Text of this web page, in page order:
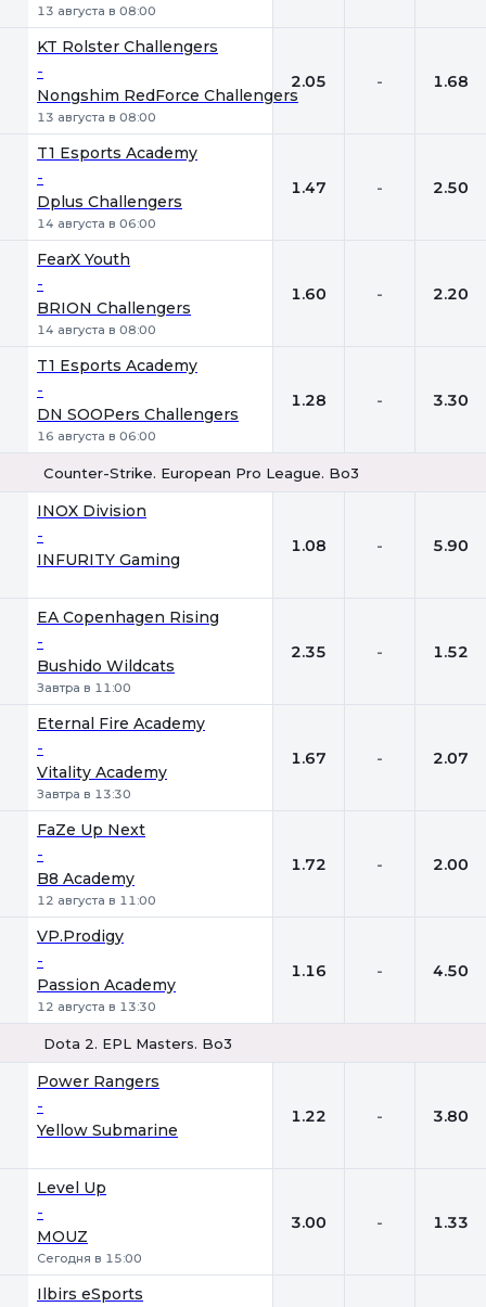
13 августа в 08:00
KT Rolster Challengers
-
Nongshim RedForce Challengers
13 августа в 08:00
2.05 - 1.68
T1 Esports Academy
-
Dplus Challengers
14 августа в 06:00
1.47 - 2.50
FearX Youth
-
BRION Challengers
14 августа в 08:00
1.60 - 2.20
T1 Esports Academy
-
DN SOOPers Challengers
16 августа в 06:00
1.28 - 3.30
Counter-Strike. European Pro League. Bo3
INOX Division
-
INFURITY Gaming
1.08 - 5.90
EA Copenhagen Rising
-
Bushido Wildcats
Завтра в 11:00
2.35 - 1.52
Eternal Fire Academy
-
Vitality Academy
Завтра в 13:30
1.67 - 2.07
FaZe Up Next
-
B8 Academy
12 августа в 11:00
1.72 - 2.00
VP.Prodigy
-
Passion Academy
12 августа в 13:30
1.16 - 4.50
Dota 2. EPL Masters. Bo3
Power Rangers
-
Yellow Submarine
1.22 - 3.80
Level Up
-
MOUZ
Сегодня в 15:00
3.00 - 1.33
Ilbirs eSports